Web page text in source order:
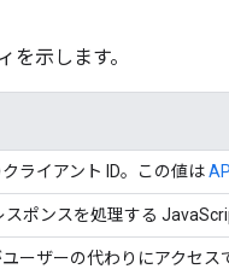
を示します。
ライアント ID。この値は
ポンスを処理する
ーザーの代わりにアクセ